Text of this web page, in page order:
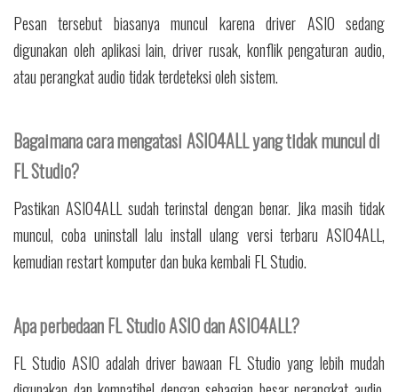
Pesan tersebut biasanya muncul karena driver ASIO sedang
digunakan oleh aplikasi lain, driver rusak, konflik pengaturan audio,
atau perangkat audio tidak terdeteksi oleh sistem.
Bagaimana cara mengatasi ASIO4ALL yang tidak muncul di
FL Studio?
Pastikan ASIO4ALL sudah terinstal dengan benar. Jika masih tidak
muncul, coba uninstall lalu install ulang versi terbaru ASIO4ALL,
kemudian restart komputer dan buka kembali FL Studio.
Apa perbedaan FL Studio ASIO dan ASIO4ALL?
FL Studio ASIO adalah driver bawaan FL Studio yang lebih mudah